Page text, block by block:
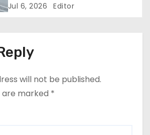
Jul 6, 2026 Editor
will not be published.
are marked *